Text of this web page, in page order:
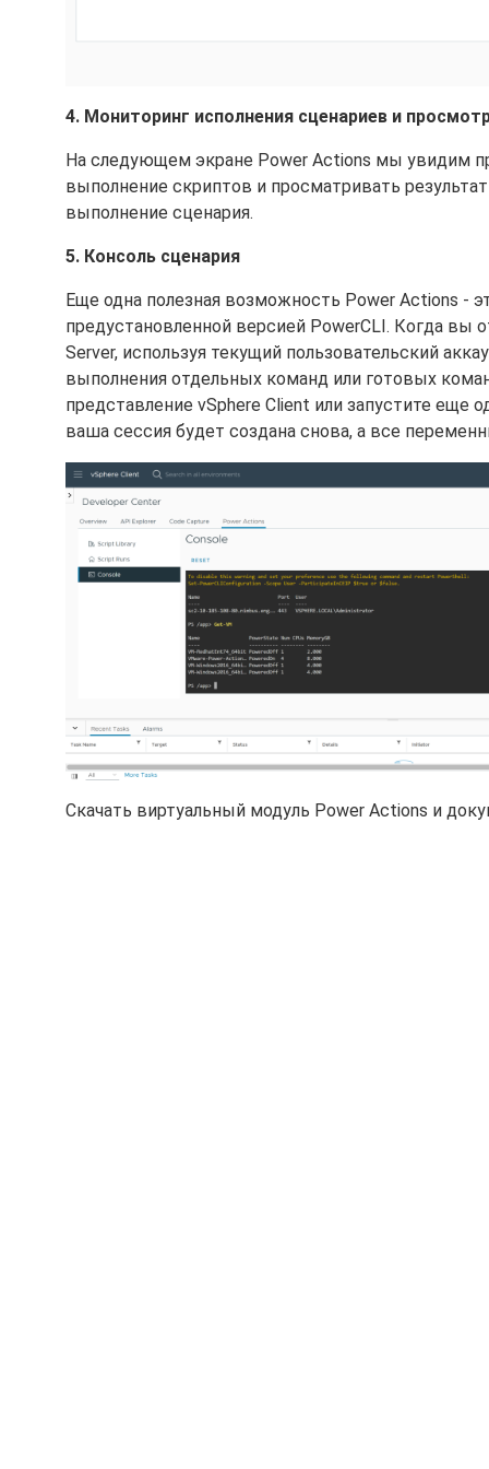
4. Мониторинг исполнения сценариев и
На следующем экране Power Actions мы увидим
выполнение скриптов и просматривать
выполнение сценария.
5. Консоль сценария
Еще одна полезная возможность Power Actions -
предустановленной версией PowerCLI. Когда вы
Server, используя текущий пользовательский
выполнения отдельных команд или готовых
представление vSphere Client или запустите еще
ваша сессия будет создана снова, а все
Скачать виртуальный модуль Power Actions и